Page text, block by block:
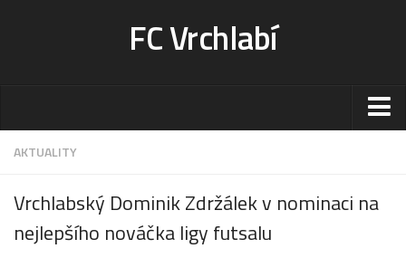
FC Vrchlabí
Stadion
Kontakt-rezervace
Ceník
AKTUALITY
Vrchlabský Dominik Zdržálek v nominaci na
nejlepšího nováčka ligy futsalu